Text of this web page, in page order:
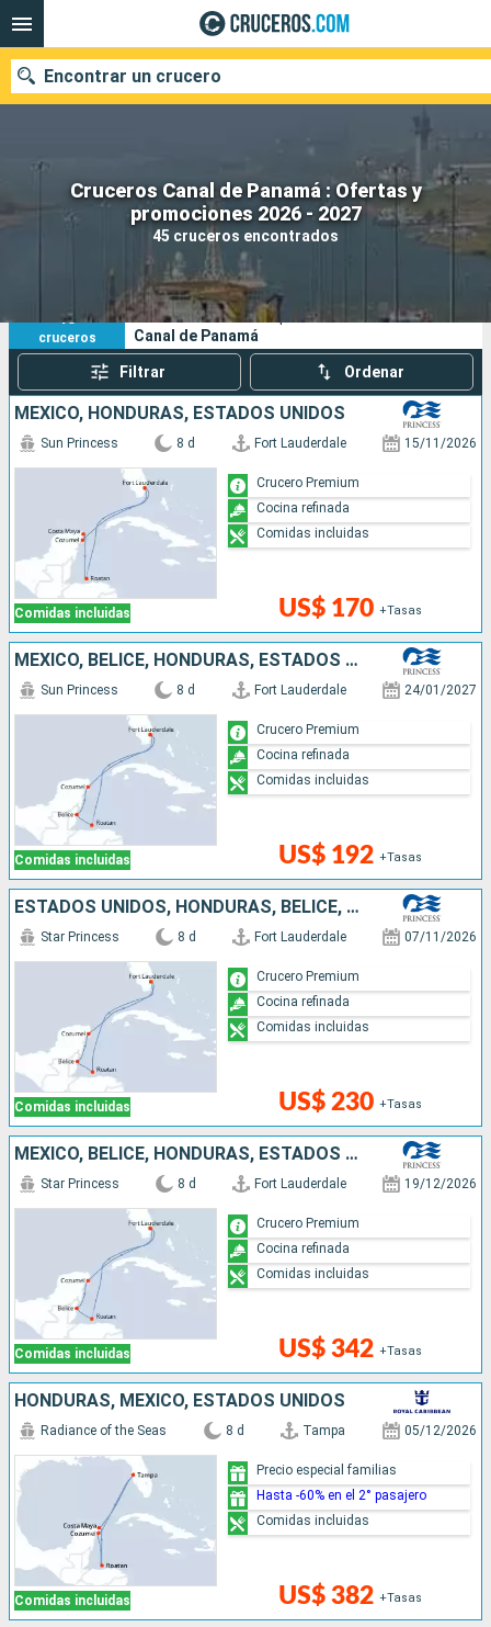
Cruceros Canal de Panamá : Ofertas y
promociones 2026 - 2027
45 cruceros encontrados
Encontrar un crucero
Nuestros destinos
Fecha de salida
Buscar
45
cruceros
Sus criterios de búsqueda:
Canal de Panamá
Filtrar Ordenar
MÉXICO, HONDURAS, ESTADOS UNIDOS
Comidas incluidas
Sun Princess 8 d Fort Lauderdale 15/11/2026
US$ 170 +Tasas
Crucero Premium
Cocina refinada
Comidas incluidas
MÉXICO, BELICE, HONDURAS, ESTADOS UNIDOS
Comidas incluidas
Sun Princess 8 d Fort Lauderdale 24/01/2027
US$ 192 +Tasas
Crucero Premium
Cocina refinada
Comidas incluidas
ESTADOS UNIDOS, HONDURAS, BELICE, MÉXICO
Comidas incluidas
Star Princess 8 d Fort Lauderdale 07/11/2026
US$ 230 +Tasas
Crucero Premium
Cocina refinada
Comidas incluidas
MÉXICO, BELICE, HONDURAS, ESTADOS UNIDOS
Comidas incluidas
Star Princess 8 d Fort Lauderdale 19/12/2026
US$ 342 +Tasas
Crucero Premium
Cocina refinada
Comidas incluidas
HONDURAS, MÉXICO, ESTADOS UNIDOS
Comidas incluidas
Radiance of the Seas 8 d Tampa 05/12/2026
US$ 382 +Tasas
Precio especial familias
Hasta -60% en el 2° pasajero
Comidas incluidas